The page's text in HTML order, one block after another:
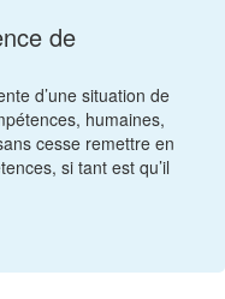
de
d’une situation de
humaines,
cesse remettre en
si tant est qu’il